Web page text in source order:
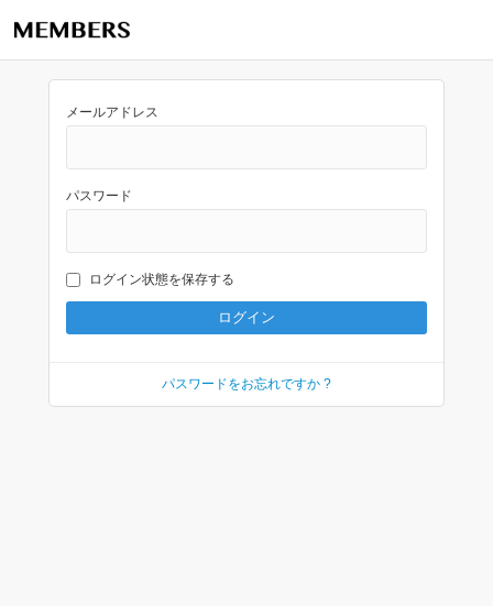
メールアドレス
パスワード
ログイン状態を保存する
パスワードをお忘れですか ?